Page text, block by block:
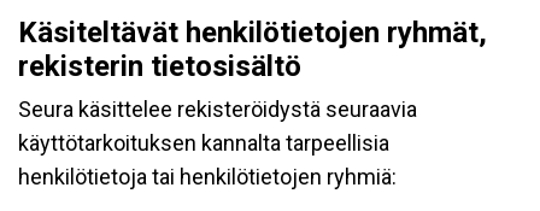
Käsiteltävät henkilötietojen ryhmät,
rekisterin tietosisältö
Seura käsittelee rekisteröidystä seuraavia
käyttötarkoituksen kannalta tarpeellisia
henkilötietoja tai henkilötietojen ryhmiä: